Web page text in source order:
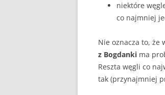
niektóre
co najmniej
Nie oznacza to, że
z Bogdanki ma
Reszta węgli co
tak (przynajmniej